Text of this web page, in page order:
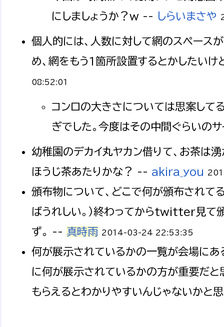
にしましょうか？ｗ -- しらいまさや
個人的には、人数に対して網のスペース
め、網をもう1箇所設置するとかしたい
08:52:01
コンロの大きさについては思案して
ぎでした。今度はその中間ぐらいの
幼稚園のデカイ丸ヤカン借りて、お茶は
ほうじ茶あたりかな？ -- akira_you
頒布物について、どこで何が頒布されて
ばうれしい。）終わってからtwitter見て
ず。 -- 真時雨 2014-03-24 22:53:35
何が展示されているかの一覧が会場にあ
に何が展示されているかの方が重要だと
もらえるとわかりやすいんじゃないかと